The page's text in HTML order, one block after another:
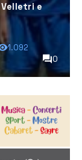
e
1.092
0